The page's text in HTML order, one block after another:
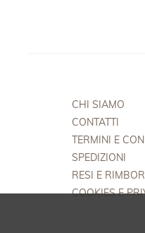
CHI SIAMO
CONTATTI
TERMINI E
SPEDIZIONI
RESI E
COOKIES E